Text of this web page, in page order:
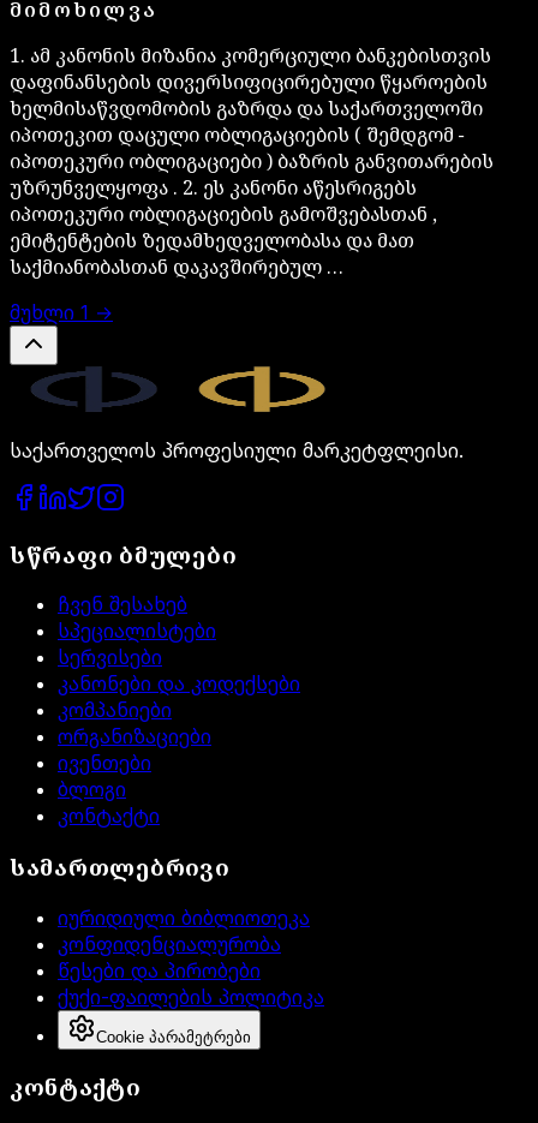
ᲛᲘᲛᲝᲮᲘᲚᲕᲐ
1. ამ კანონის მიზანია კომერციული ბანკებისთვის
დაფინანსების დივერსიფიცირებული წყაროების
ხელმისაწვდომობის გაზრდა და საქართველოში
იპოთეკით დაცული ობლიგაციების ( შემდგომ −
იპოთეკური ობლიგაციები ) ბაზრის განვითარების
უზრუნველყოფა . 2. ეს კანონი აწესრიგებს
იპოთეკური ობლიგაციების გამოშვებასთან ,
ემიტენტების ზედამხედველობასა და მათ
საქმიანობასთან დაკავშირებულ …
მუხლი 1 →
საქართველოს პროფესიული მარკეტფლეისი.
სწრაფი ბმულები
ჩვენ შესახებ
სპეციალისტები
სერვისები
კანონები და კოდექსები
კომპანიები
ორგანიზაციები
ივენთები
ბლოგი
კონტაქტი
სამართლებრივი
იურიდიული ბიბლიოთეკა
კონფიდენციალურობა
წესები და პირობები
ქუქი-ფაილების პოლიტიკა
Cookie პარამეტრები
კონტაქტი